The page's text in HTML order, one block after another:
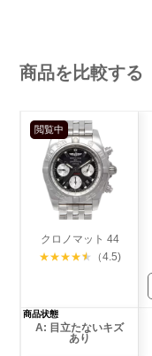
商品を比較する
閲覧中
クロノマット 44
★★★★★ （4.5)
商品状態
A: 目立たないキズ
あり